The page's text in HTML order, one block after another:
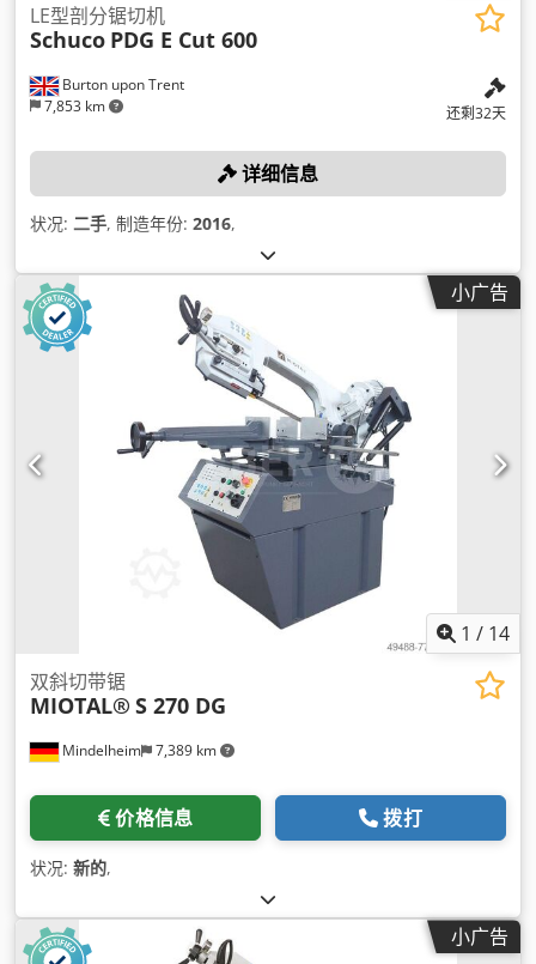
Burton upon Trent
7,853 km
LE型剖分锯切机
Schuco PDG E Cut 600
还剩32天
详细信息
状况: 二手, 制造年份: 2016,
小广告
1 / 14
Mindelheim 7,389 km
双斜切带锯
MIOTAL® S 270 DG
价格信息 拨打
状况: 新的,
小广告